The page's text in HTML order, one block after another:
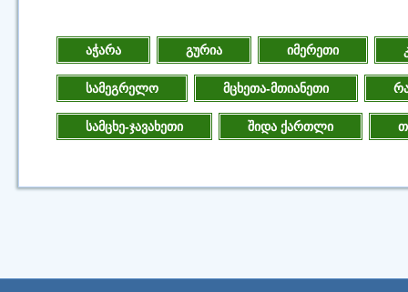
აჭარა გურია იმერეთი
სამეგრელო მცხეთა-მთიანეთი
სამცხე-ჯავახეთი შიდა ქართლი